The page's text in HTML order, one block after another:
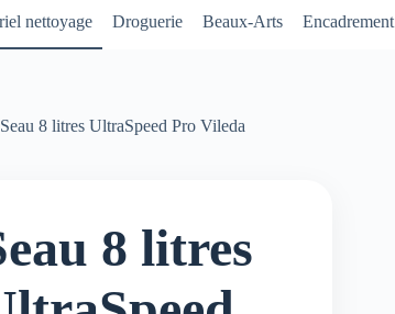
nettoyage Droguerie Beaux-Arts Encadrement
Seau 8 litres UltraSpeed Pro Vileda
8 litres